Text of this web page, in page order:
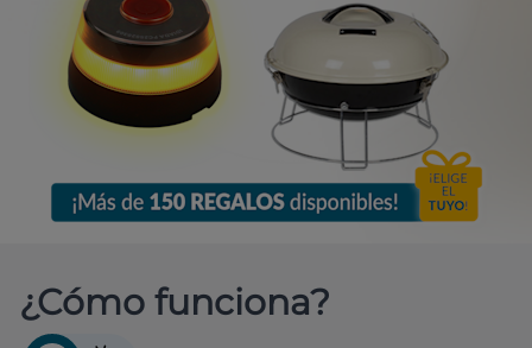
¿Cómo funciona?